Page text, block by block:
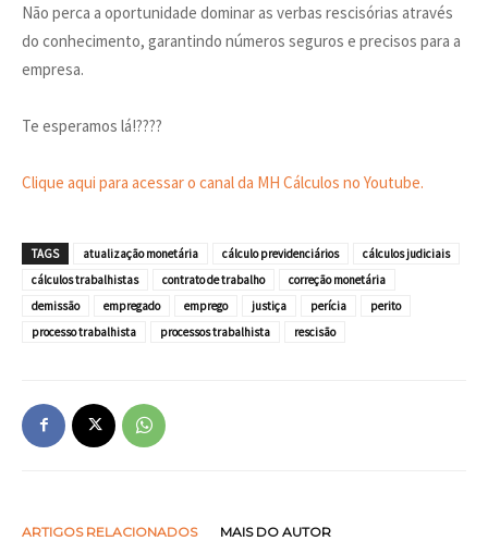
Não perca a oportunidade dominar as verbas rescisórias através
do conhecimento, garantindo números seguros e precisos para a
empresa.
Te esperamos lá!?‍??‍?
Clique aqui para acessar o canal da MH Cálculos no Youtube.
TAGS atualização monetária cálculo previdenciários
cálculos judiciais
cálculos trabalhistas
contrato de trabalho
correção monetária
demissão
empregado emprego justiça perícia
perito
processo trabalhista
processos trabalhista rescisão
ARTIGOS RELACIONADOS MAIS DO AUTOR